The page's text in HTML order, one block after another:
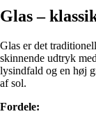
Glas –
Glas er det
skinnende udtryk
lysindfald og en høj
af sol.
Fordele: